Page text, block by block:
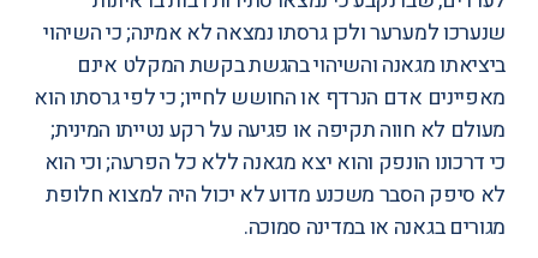
שנערכו למערער ולכן גרסתו נמצאה לא אמינה; כי השיהוי
ביציאתו מגאנה והשיהוי בהגשת בקשת המקלט אינם
מאפיינים אדם הנרדף או החושש לחייו; כי לפי גרסתו הוא
מעולם לא חווה תקיפה או פגיעה על רקע נטייתו המינית;
כי דרכונו הונפק והוא יצא מגאנה ללא כל הפרעה; וכי הוא
לא סיפק הסבר משכנע מדוע לא יכול היה למצוא חלופת
מגורים בגאנה או במדינה סמוכה.